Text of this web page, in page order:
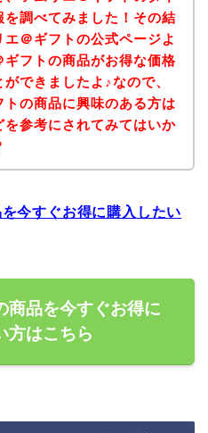
を調べてみました！その結
＠ギフトの公式ページよ
ギフトの商品がお得な価格
できましたよ♪なので、
トの商品に興味のある方は
を参考にされてみてはいか
今すぐお得に購入したい
商品を今すぐお得に
方はこちら